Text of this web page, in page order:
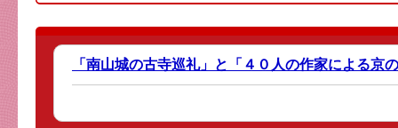
「南山城の古寺巡礼」と「４０人の作家による京